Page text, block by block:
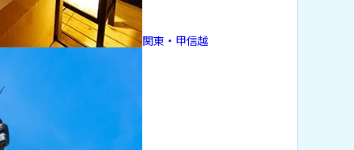
関東・甲信越